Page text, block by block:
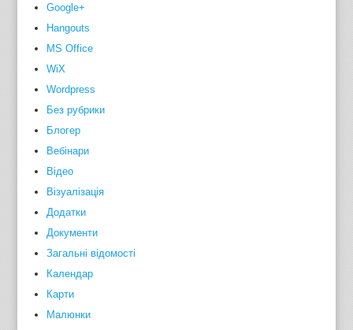
Google+
Hangouts
MS Office
WiX
Wordpress
Без рубрики
Блогер
Вебінари
Відео
Візуалізація
Додатки
Документи
Загальні відомості
Календар
Карти
Малюнки